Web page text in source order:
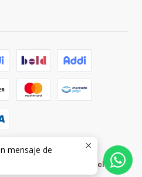
Desarrollado por Jumpseller.
mensaje de